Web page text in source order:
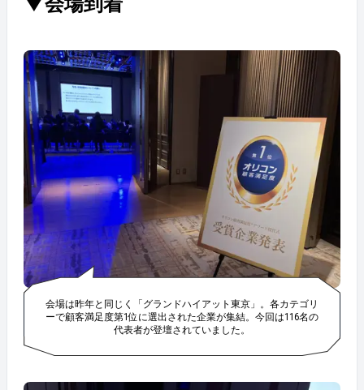
会場は昨年と同じく「グランドハイアット東京」。各カテゴリ
ーで顧客満足度第1位に選出された企業が集結。今回は116名の
代表者が登壇されていました。